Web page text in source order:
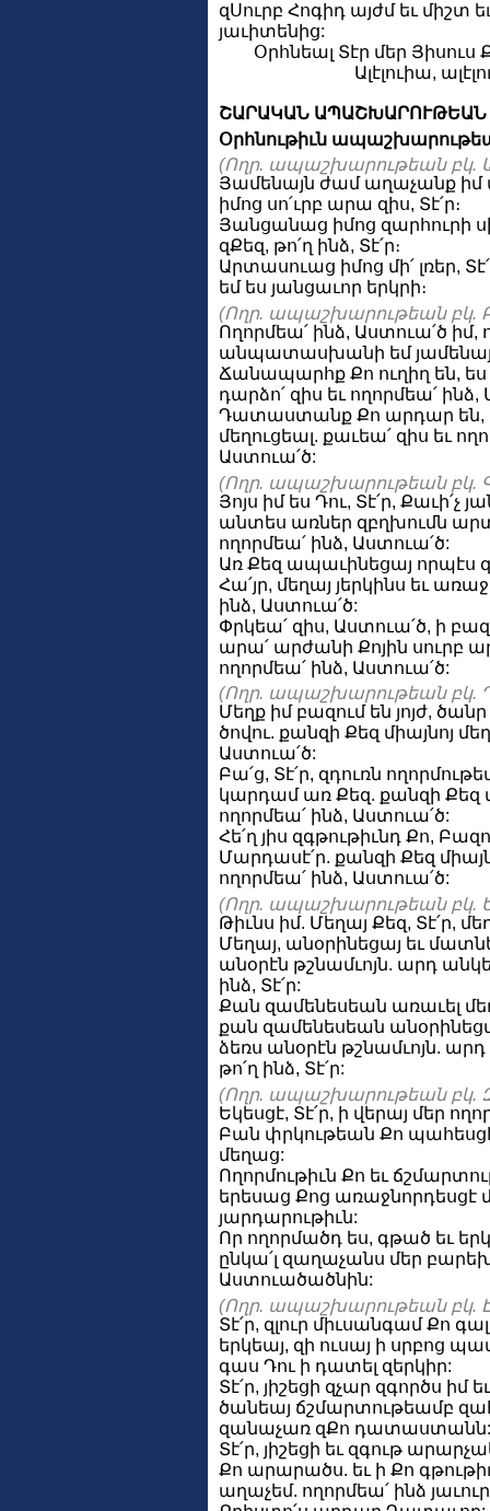
զՍուրբ Հոգիդ այժմ եւ միշտ
յաւիտենից:
Օրհնեալ Տէր մեր Յիսուս
Ալէլուիա,
ՇԱՐԱԿԱՆ ԱՊԱՇԽԱՐՈՒԹԵԱՆ
Օրհնութիւն
(Ողր. ապաշխարութեան բկ.
Յամենայն ժամ աղաչանք իմ
իմոց սո՛ւրբ արա զիս, Տէ՛ր։
Յանցանաց իմոց զարհուրի
զՔեզ, թո՛ղ ինձ, Տէ՛ր։
Արտասուաց իմոց մի՛ լռեր,
եմ ես յանցաւոր երկրի։
(Ողր. ապաշխարութեան բկ.
Ողորմեա՛ ինձ, Աստուա՛ծ իմ,
անպատասխանի եմ
Ճանապարհք Քո ուղիղ են, ես
դարձո՛ զիս եւ ողորմեա՛ ինձ,
Դատաստանք Քո արդար են,
մեղուցեալ. քաւեա՛ զիս եւ
Աստուա՛ծ:
(Ողր. ապաշխարութեան բկ.
Յոյս իմ ես Դու, Տէ՛ր, Քաւի՛չ
անտես առներ զբղխումն
ողորմեա՛ ինձ, Աստուա՛ծ:
Առ Քեզ ապաւինեցայ որպէս
Հա՛յր, մեղայ յերկինս եւ
ինձ, Աստուա՛ծ:
Փրկեա՛ զիս, Աստուա՛ծ, ի
արա՛ արժանի Քոյին սուրբ
ողորմեա՛ ինձ, Աստուա՛ծ:
(Ողր. ապաշխարութեան բկ.
Մեղք իմ բազում են յոյժ,
ծովու. քանզի Քեզ միայնոյ
Աստուա՛ծ:
Բա՛ց, Տէ՛ր, զդուռն
կարդամ առ Քեզ. քանզի Քեզ
ողորմեա՛ ինձ, Աստուա՛ծ:
Հե՛ղ յիս զգթութիւնդ Քո,
Մարդասէ՛ր. քանզի Քեզ
ողորմեա՛ ինձ, Աստուա՛ծ:
(Ողր. ապաշխարութեան բկ.
Թիւնս իմ. Մեղայ Քեզ, Տէ՛ր,
Մեղայ, անօրինեցայ եւ
անօրէն թշնամւոյն. արդ
ինձ, Տէ՛ր:
Քան զամենեսեան առաւել
քան զամենեսեան
ձեռս անօրէն թշնամւոյն.
թո՛ղ ինձ, Տէ՛ր:
(Ողր. ապաշխարութեան բկ.
Եկեսցէ, Տէ՛ր, ի վերայ մեր
Բան փրկութեան Քո
մեղաց:
Ողորմութիւն Քո եւ
երեսաց Քոց առաջնորդեսցէ
յարդարութիւն:
Որ ողորմածդ ես, գթած եւ
ընկա՛լ զաղաչանս մեր
Աստուածածնին:
(Ողր. ապաշխարութեան բկ.
Տէ՛ր, զլուր միւսանգամ Քո
երկեայ, զի ուսայ ի սրբոց
գաս Դու ի դատել զերկիր:
Տէ՛ր, յիշեցի զչար զգործս իմ
ծանեայ ճշմարտութեամբ
զանաչառ զՔո դատաստանն:
Տէ՛ր, յիշեցի եւ զգութ
Քո արարածս. եւ ի Քո
աղաչեմ. ողորմեա՛ ինձ յաւուր